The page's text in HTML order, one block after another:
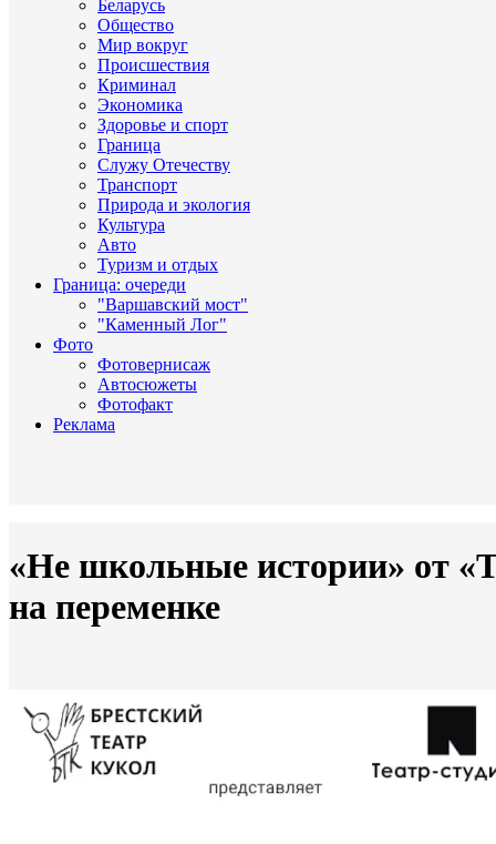
Беларусь
Общество
Мир вокруг
Происшествия
Криминал
Экономика
Здоровье и спорт
Граница
Служу Отечеству
Транспорт
Природа и экология
Культура
Авто
Туризм и отдых
Граница: очереди
"Варшавский мост"
"Каменный Лог"
Фото
Фотовернисаж
Автосюжеты
Фотофакт
Реклама
«Не школьные истории» от
на переменке